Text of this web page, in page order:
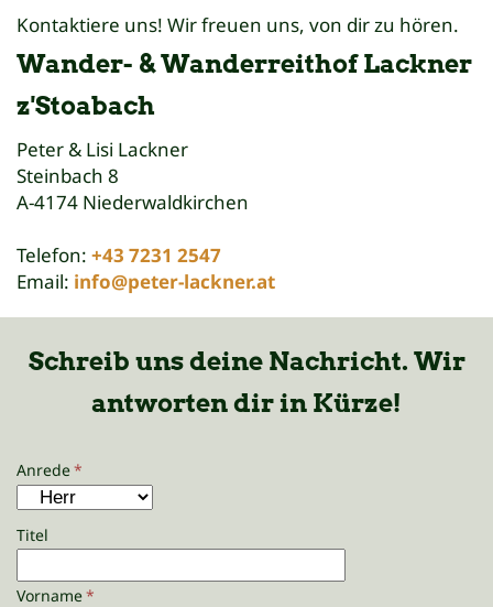
Kontaktiere uns! Wir freuen uns, von dir zu hören.
Wander- & Wanderreithof Lackner
z'Stoabach
Peter & Lisi Lackner
Steinbach 8
A-4174 Niederwaldkirchen
Telefon: +43 7231 2547
Email: info@peter-lackner.at
Schreib uns deine Nachricht. Wir
antworten dir in Kürze!
Anrede*
Titel
Vorname*